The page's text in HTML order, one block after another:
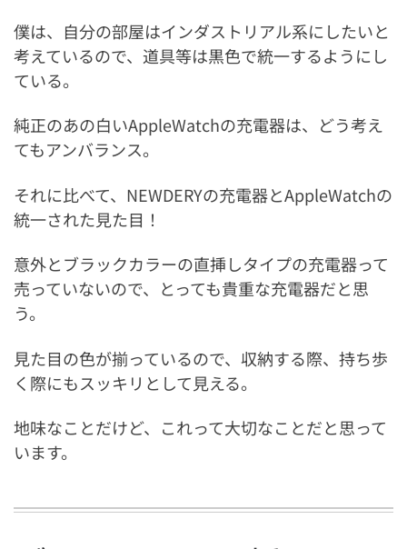
僕は、自分の部屋はインダストリアル系にしたいと
考えているので、道具等は黒色で統一するようにし
ている。
純正のあの白いAppleWatchの充電器は、どう考え
てもアンバランス。
それに比べて、NEWDERYの充電器とAppleWatchの
統一された見た目！
意外とブラックカラーの直挿しタイプの充電器って
売っていないので、とっても貴重な充電器だと思
う。
見た目の色が揃っているので、収納する際、持ち歩
く際にもスッキリとして見える。
地味なことだけど、これって大切なことだと思って
います。